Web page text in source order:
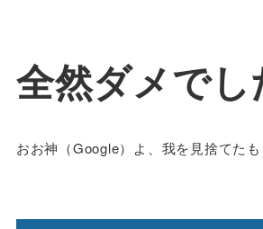
全然ダメでし
おお神（Google）よ、我を見捨てた